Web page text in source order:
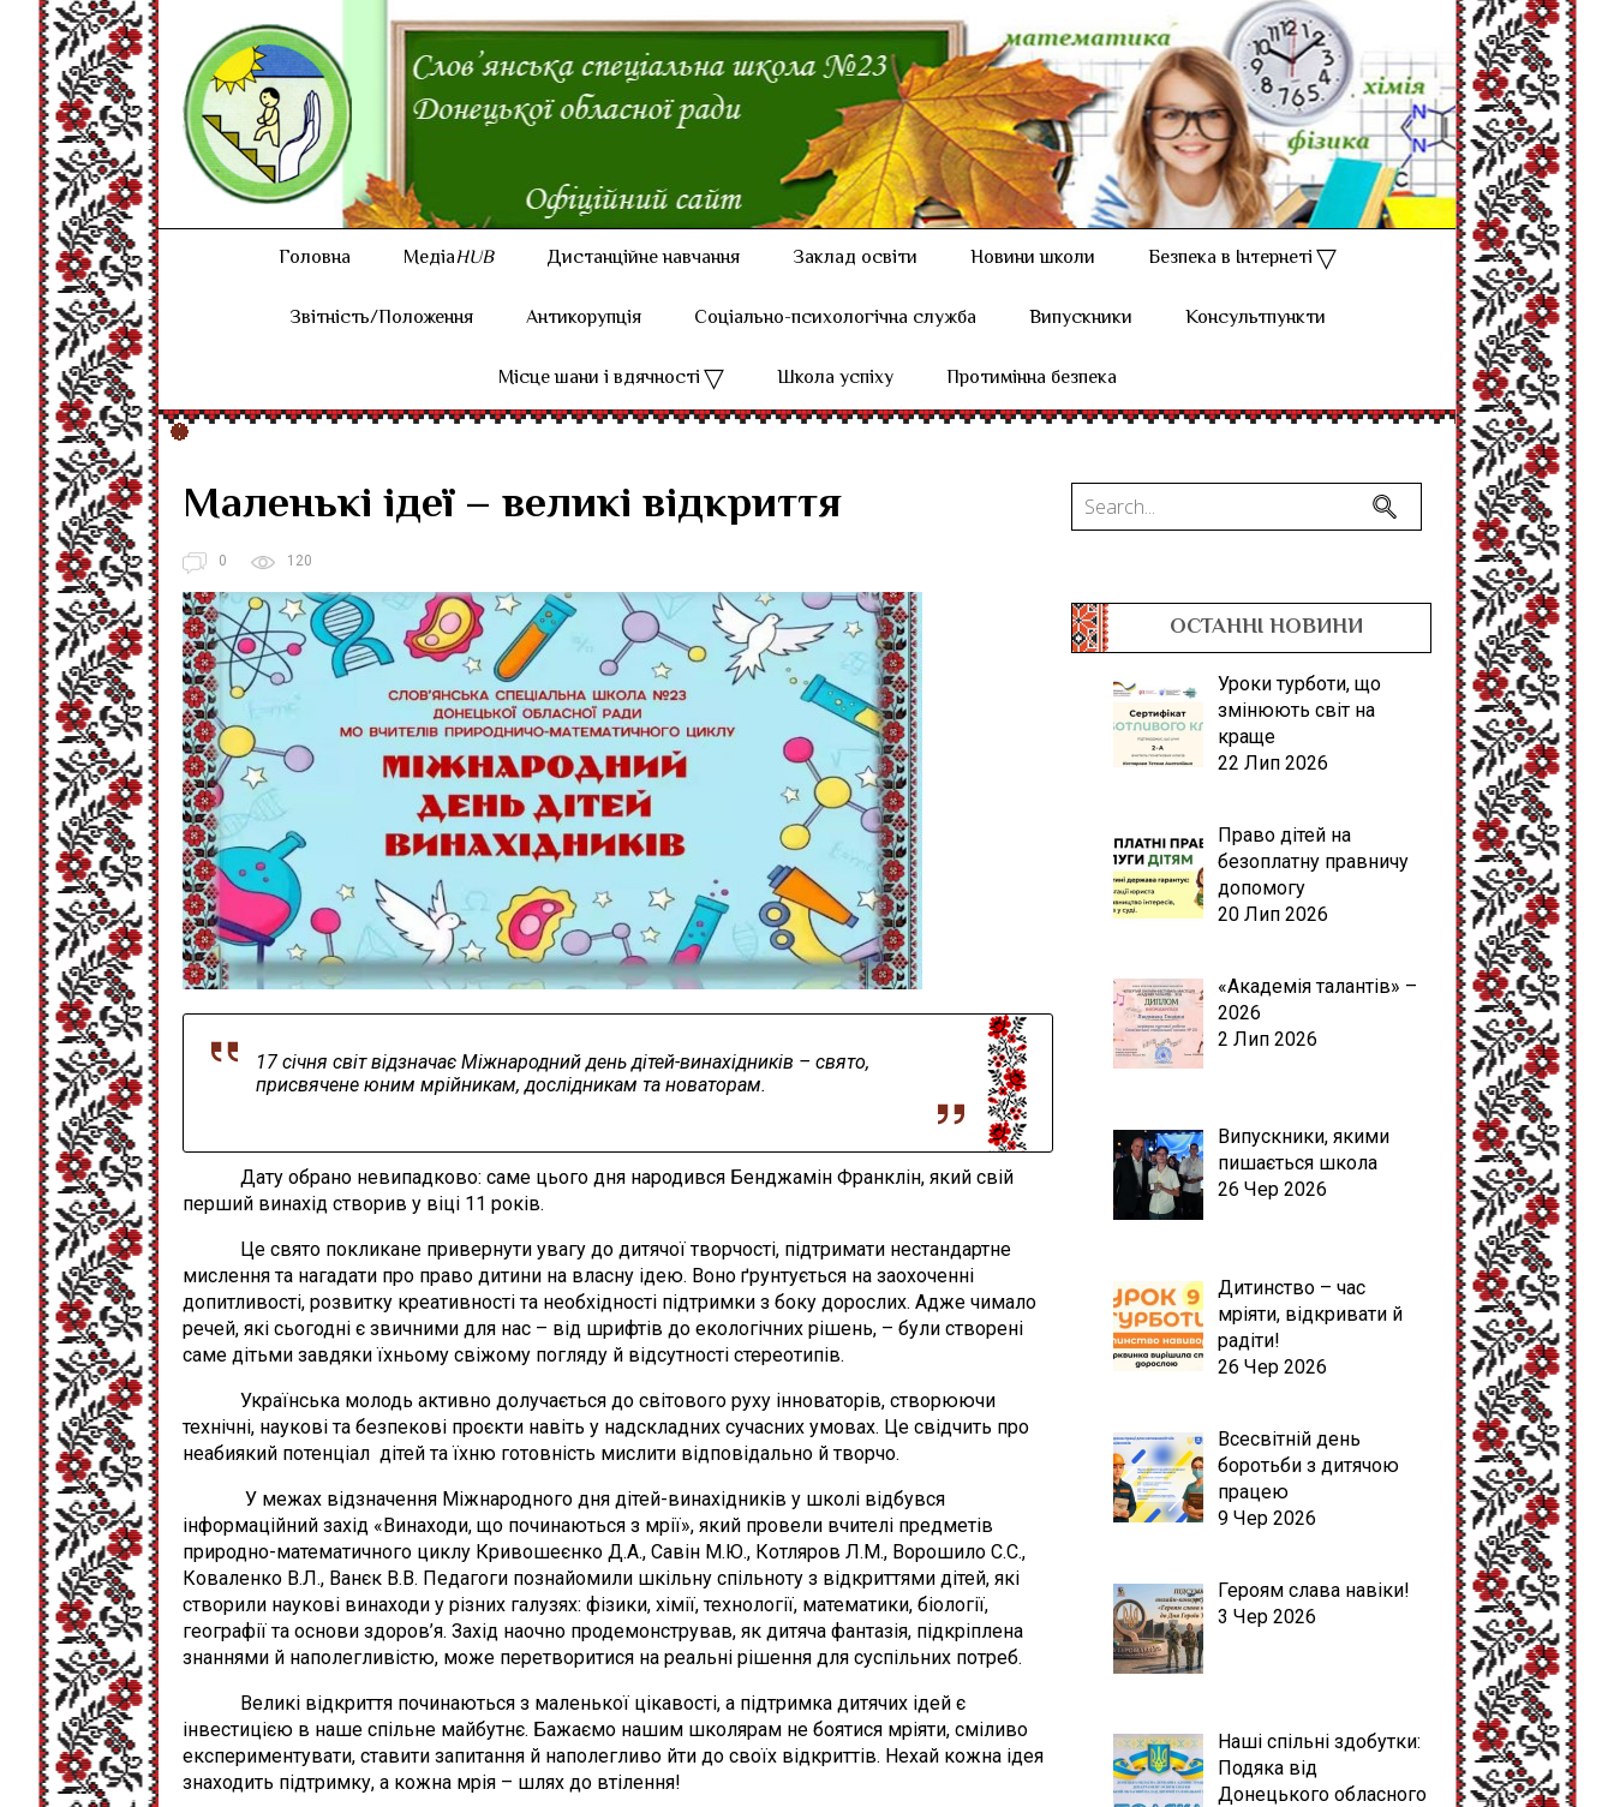
Головна МедіаHUB Дистанційне навчання Заклад освіти Новини школи
Безпека в Інтернеті
Звітність/Положення
Антикорупція Соціально-психологічна служба Випускники
Консультпункти
Місце шани і вдячності
Школа успіху Протимінна безпека
Маленькі ідеї – великі відкриття
0 120
17 січня світ відзначає Міжнародний день дітей-винахідників – свято,
присвячене юним мрійникам, дослідникам та новаторам.
Дату обрано невипадково: саме цього дня народився Бенджамін Франклін, який свій
перший винахід створив у віці 11 років.
Це свято покликане привернути увагу до дитячої творчості, підтримати нестандартне
мислення та нагадати про право дитини на власну ідею. Воно ґрунтується на заохоченні
допитливості, розвитку креативності та необхідності підтримки з боку дорослих. Адже чимало
речей, які сьогодні є звичними для нас – від шрифтів до екологічних рішень, – були створені
саме дітьми завдяки їхньому свіжому погляду й відсутності стереотипів.
Українська молодь активно долучається до світового руху інноваторів, створюючи
технічні, наукові та безпекові проєкти навіть у надскладних сучасних умовах. Це свідчить про
неабиякий потенціал дітей та їхню готовність мислити відповідально й творчо.
У межах відзначення Міжнародного дня дітей-винахідників у школі відбувся
інформаційний захід «Винаходи, що починаються з мрії», який провели вчителі предметів
природно-математичного циклу Кривошеєнко Д.А., Савін М.Ю., Котляров Л.М., Ворошило С.С.,
Коваленко В.Л., Ванєк В.В. Педагоги познайомили шкільну спільноту з відкриттями дітей, які
створили наукові винаходи у різних галузях: фізики, хімії, технології, математики, біології,
географії та основи здоров’я. Захід наочно продемонстрував, як дитяча фантазія, підкріплена
знаннями й наполегливістю, може перетворитися на реальні рішення для суспільних потреб.
Великі відкриття починаються з маленької цікавості, а підтримка дитячих ідей є
інвестицією в наше спільне майбутнє. Бажаємо нашим школярам не боятися мріяти, сміливо
експериментувати, ставити запитання й наполегливо йти до своїх відкриттів. Нехай кожна ідея
знаходить підтримку, а кожна мрія – шлях до втілення!
ОСТАННІ НОВИНИ
Уроки турботи, що
змінюють світ на
краще
22 Лип 2026
Право дітей на
безоплатну правничу
допомогу
20 Лип 2026
«Академія талантів» –
2026
2 Лип 2026
Випускники, якими
пишається школа
26 Чер 2026
Дитинство – час
мріяти, відкривати й
радіти!
26 Чер 2026
Всесвітній день
боротьби з дитячою
працею
9 Чер 2026
Героям слава навіки!
3 Чер 2026
Наші спільні здобутки:
Подяка від
Донецького обласного